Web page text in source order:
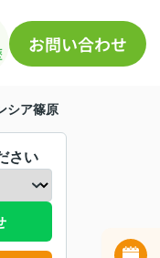
お問い合わせ
シア篠原
さい